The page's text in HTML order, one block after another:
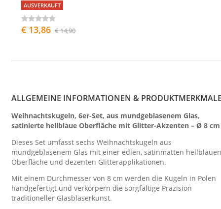
AUSVERKAUFT
€ 13,86 € 14,90
ALLGEMEINE INFORMATIONEN &
Weihnachtskugeln, 6er-Set, aus mundgeblasenem Glas,
satinierte hellblaue Oberfläche mit Glitter-Akzenten – Ø 8 cm
Dieses Set umfasst sechs Weihnachtskugeln aus
mundgeblasenem Glas mit einer edlen, satinmatten hellblauen
Oberfläche und dezenten Glitterapplikationen.
Mit einem Durchmesser von 8 cm werden die Kugeln in Polen
handgefertigt und verkörpern die sorgfältige Präzision
traditioneller Glasbläserkunst.